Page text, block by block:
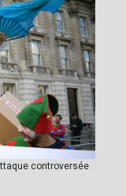
controversée